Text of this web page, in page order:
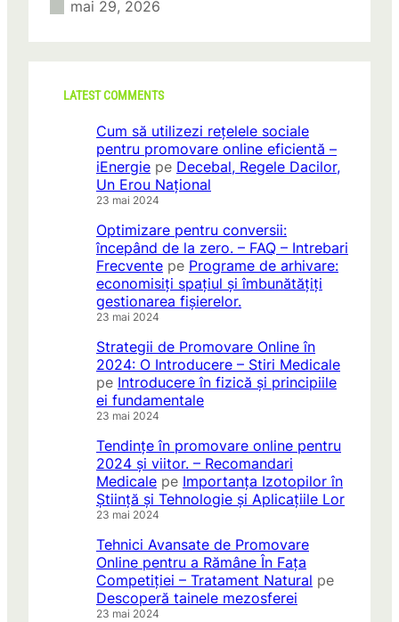
mai 29, 2026
LATEST COMMENTS
Cum să utilizezi rețelele sociale
pentru promovare online eficientă –
iEnergie pe Decebal, Regele Dacilor,
Un Erou Național
23 mai 2024
Optimizare pentru conversii:
începând de la zero. – FAQ – Intrebari
Frecvente pe Programe de arhivare:
economisiți spațiul și îmbunătățiți
gestionarea fișierelor.
23 mai 2024
Strategii de Promovare Online în
2024: O Introducere – Stiri Medicale
pe Introducere în fizică și principiile
ei fundamentale
23 mai 2024
Tendințe în promovare online pentru
2024 și viitor. – Recomandari
Medicale pe Importanța Izotopilor în
Știință și Tehnologie și Aplicațiile Lor
23 mai 2024
Tehnici Avansate de Promovare
Online pentru a Rămâne În Fața
Competiției – Tratament Natural pe
Descoperă tainele mezosferei
23 mai 2024